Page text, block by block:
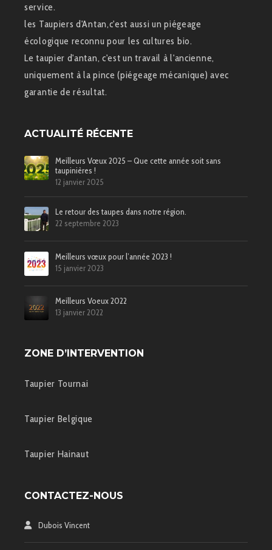
service.
les Taupiers d'Antan,c'est aussi un piégeage
écologique reconnu pour les cultures bio.
Le taupier d'antan, c'est un travail à l'ancienne,
uniquement à la pince (piégeage mécanique) avec
garantie de résultat.
ACTUALITÉ RÉCENTE
Meilleurs Vœux 2025 – Que cette année soit sans
taupinières !
12 janvier 2025
Le retour des taupes dans notre région.
22 septembre 2023
Meilleurs vœux pour l’année 2023 !
15 janvier 2023
Meilleurs Voeux 2022
13 janvier 2022
ZONE D’INTERVENTION
Taupier Tournai
Taupier Belgique
Taupier Hainaut
CONTACTEZ-NOUS
Dubois Vincent